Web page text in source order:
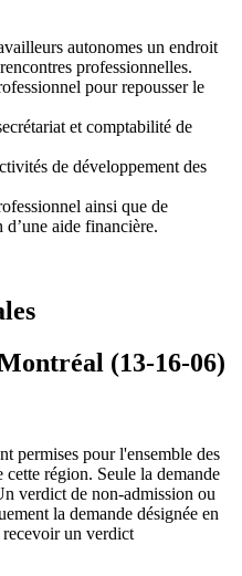
autonomes un endroit
professionnelles.
pour repousser le
et comptabilité de
de développement des
ainsi que de
d’une aide financière.
(13-16-06)
permises pour l'ensemble des
région. Seule la demande
verdict de non-admission ou
la demande désignée en
un verdict